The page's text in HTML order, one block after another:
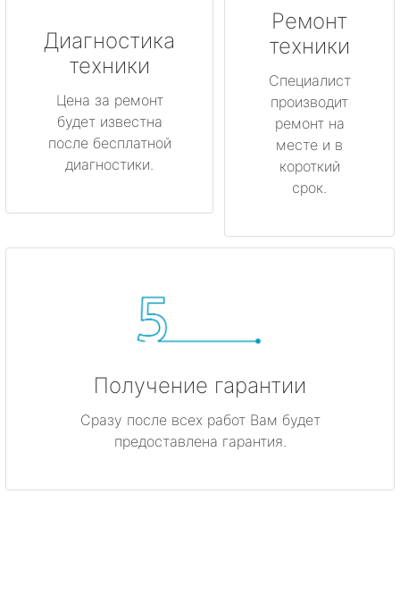
Диагностика
техники
Цена за ремонт
будет известна
после бесплатной
диагностики.
Ремонт
техники
Специалист
производит
ремонт на
месте и в
короткий
срок.
Получение гарантии
Сразу после всех работ Вам будет
предоставлена гарантия.